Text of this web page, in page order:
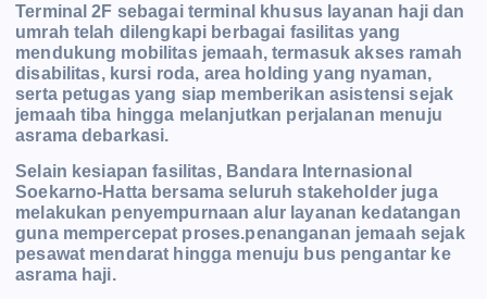
Terminal 2F sebagai terminal khusus layanan haji dan
umrah telah dilengkapi berbagai fasilitas yang
mendukung mobilitas jemaah, termasuk akses ramah
disabilitas, kursi roda, area holdingyang nyaman,
serta petugas yang siap memberikan asistensi sejak
jemaah tiba hingga melanjutkan perjalanan menuju
asrama debarkasi.
Selain kesiapan fasilitas, Bandara Internasional
Soekarno-Hatta bersama seluruh stakeholder juga
melakukan penyempurnaan alur layanan kedatangan
guna mempercepat proses.penanganan jemaah sejak
pesawat mendarat hingga menuju bus pengantar ke
asrama haji.